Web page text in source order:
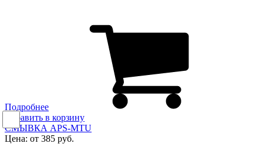
Подробнее
Добавить в корзину
СМЫВКА APS-MTU
Цена: от 385 руб.